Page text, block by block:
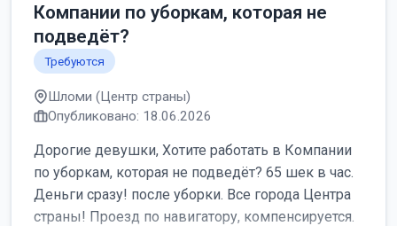
Компании по уборкам, которая не
подведёт?
Требуются
Шломи (Центр страны)
Опубликовано: 18.06.2026
Дорогие девушки, Хотите работать в Компании
по уборкам, которая не подведёт? 65 шек в час.
Деньги сразу! после уборки. Все города Центра
страны! Проезд по навигатору, компенсируется.